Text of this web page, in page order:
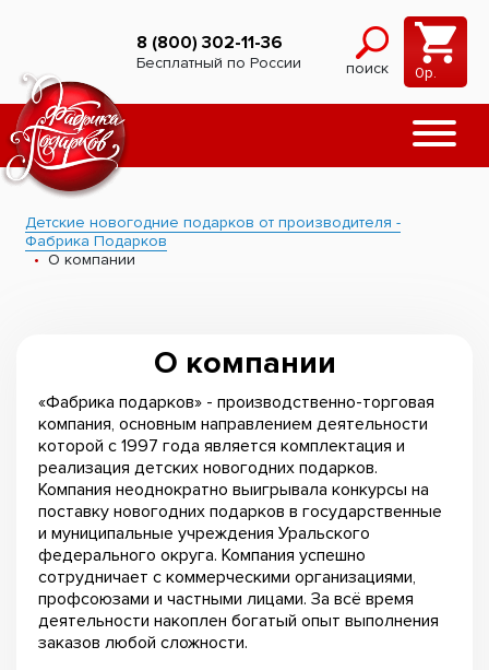
8 (800) 302-11-36
Бесплатный по России поиск 0р.
Детские новогодние подарков от производителя -
Фабрика Подарков
О компании
О компании
«Фабрика подарков» - производственно-торговая
компания, основным направлением деятельности
которой с 1997 года является комплектация и
реализация детских новогодних подарков.
Компания неоднократно выигрывала конкурсы на
поставку новогодних подарков в государственные
и муниципальные учреждения Уральского
федерального округа. Компания успешно
сотрудничает с коммерческими организациями,
профсоюзами и частными лицами. За всё время
деятельности накоплен богатый опыт выполнения
заказов любой сложности.